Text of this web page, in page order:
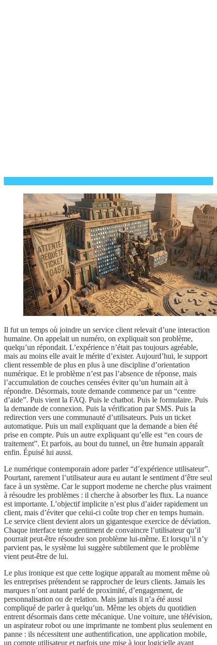
Il fut un temps où joindre un service client relevait d’une interaction
humaine. On appelait un numéro, on expliquait son problème,
quelqu’un répondait. L’expérience n’était pas toujours agréable,
mais au moins elle avait le mérite d’exister. Aujourd’hui, le support
client ressemble de plus en plus à une discipline d’orientation
numérique. Et le problème n’est pas l’absence de réponse, mais
l’accumulation de couches censées éviter qu’un humain ait à
répondre. Désormais, toute demande commence par un “centre
d’aide”. Puis vient la FAQ. Puis le chatbot. Puis le formulaire. Puis
la demande de connexion. Puis la vérification par SMS. Puis la
redirection vers une communauté d’utilisateurs. Puis un ticket
automatique. Puis un mail expliquant que la demande a bien été
prise en compte. Puis un autre expliquant qu’elle est “en cours de
traitement”. Et parfois, au bout du tunnel, un être humain apparaît
enfin. Épuisé lui aussi.
Le numérique contemporain adore parler “d’expérience utilisateur”.
Pourtant, rarement l’utilisateur aura eu autant le sentiment d’être seul
face à un système. Car le support moderne ne cherche plus vraiment
à résoudre les problèmes : il cherche à absorber les flux. La nuance
est importante. L’objectif implicite n’est plus d’aider rapidement un
client, mais d’éviter que celui-ci coûte trop cher en temps humain.
Le service client devient alors un gigantesque exercice de déviation.
Chaque interface tente gentiment de convaincre l’utilisateur qu’il
pourrait peut-être résoudre son problème lui-même. Et lorsqu’il n’y
parvient pas, le système lui suggère subtilement que le problème
vient peut-être de lui.
Le plus ironique est que cette logique apparaît au moment même où
les entreprises prétendent se rapprocher de leurs clients. Jamais les
marques n’ont autant parlé de proximité, d’engagement, de
personnalisation ou de relation. Mais jamais il n’a été aussi
compliqué de parler à quelqu’un. Même les objets du quotidien
entrent désormais dans cette mécanique. Une voiture, une télévision,
un aspirateur robot ou une imprimante ne tombent plus seulement en
panne : ils nécessitent une authentification, une application mobile,
un compte utilisateur et parfois une mise à jour logicielle avant